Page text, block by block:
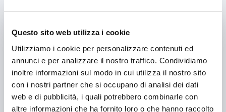
Questo sito web utilizza i cookie
Utilizziamo i cookie per personalizzare contenuti ed
annunci e per analizzare il nostro traffico. Condividiamo
inoltre informazioni sul modo in cui utilizza il nostro sito
con i nostri partner che si occupano di analisi dei dati
web e di pubblicità, i quali potrebbero combinarle con
altre informazioni che ha fornito loro o che hanno raccolto